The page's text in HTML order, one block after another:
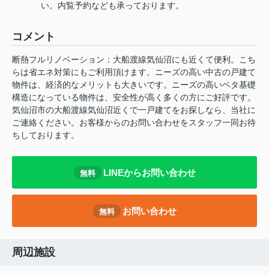
い。内覧予約なども承っております。
コメント
断熱フルリノベーション：大船渡線気仙沼にも近くて便利。こち
らは省エネ対策にもご利用頂けます。ニーズの高い中古の戸建て
物件は、経済的なメリットも大きいです。ニーズの高いベタ基礎
構造になっている物件は、安全性が高く多くの方にご好評です。
気仙沼市の大船渡線気仙沼近くで一戸建てをお探しなら、当社に
ご連絡ください。お客様からのお問い合わせをスタッフ一同お待
ちしております。
無料 LINEからお問い合わせ
無料 お問い合わせ
周辺施設